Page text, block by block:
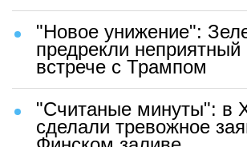
"Новое унижение":
предрекли
встрече с Трампом
"Считаные минуты": в
сделали тревожное